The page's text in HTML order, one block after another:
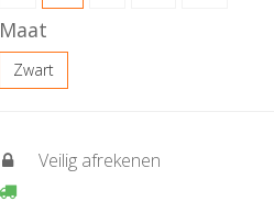
Maat
Zwart
Veilig afrekenen